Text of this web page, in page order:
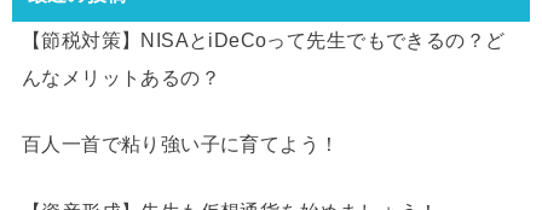
【節税対策】NISAとiDeCoって先生でもできるの？ど
んなメリットあるの？
百人一首で粘り強い子に育てよう！